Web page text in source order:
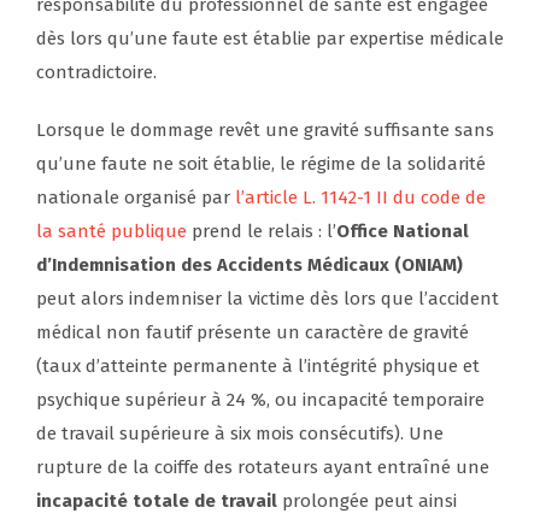
responsabilité du professionnel de santé est engagée
dès lors qu’une faute est établie par expertise médicale
contradictoire.
Lorsque le dommage revêt une gravité suffisante sans
qu’une faute ne soit établie, le régime de la solidarité
nationale organisé par l’article L. 1142-1 II du code de
la santé publique prend le relais : l’Office National
d’Indemnisation des Accidents Médicaux (ONIAM)
peut alors indemniser la victime dès lors que l’accident
médical non fautif présente un caractère de gravité
(taux d’atteinte permanente à l’intégrité physique et
psychique supérieur à 24 %, ou incapacité temporaire
de travail supérieure à six mois consécutifs). Une
rupture de la coiffe des rotateurs ayant entraîné une
incapacité totale de travail prolongée peut ainsi